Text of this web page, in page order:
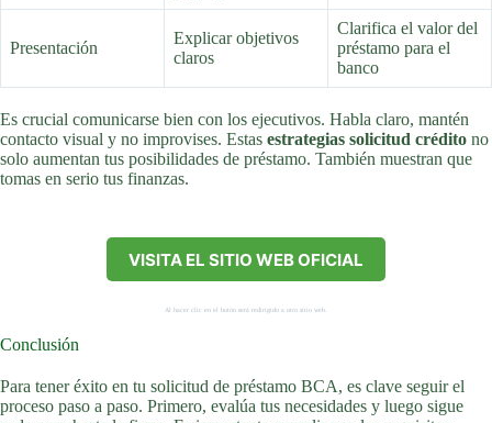
Presentación
Explicar objetivos
claros
Clarifica el valor del
préstamo para el
banco
Es crucial comunicarse bien con los ejecutivos. Habla claro, mantén
contacto visual y no improvises. Estas estrategias solicitud crédito no
solo aumentan tus posibilidades de préstamo. También muestran que
tomas en serio tus finanzas.
VISITA EL SITIO WEB OFICIAL
Al hacer clic en el botón será redirigido a otro sitio web.
Conclusión
Para tener éxito en tu solicitud de préstamo BCA, es clave seguir el
proceso paso a paso. Primero, evalúa tus necesidades y luego sigue